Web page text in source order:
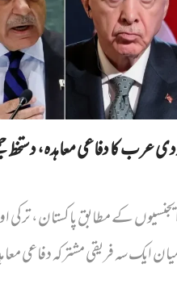
عرب کا دفاعی معاہدہ، دستخط
کے مطابق پاکستان، ترکی
سہ فریقی مشترکہ دفاعی